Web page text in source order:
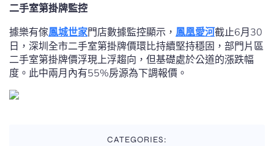
二手室第掛牌監控
據樂有傢鳳城世家門店數據監控顯示， 鳳凰愛河截止6月30
日，深圳全市二手室第掛牌價環比持續堅持穩固，部門片區
二手室第掛牌價浮現上浮趨向，但基礎處於公道的漲跌幅
度。此中兩月內有55%房源為下調報價。
CATEGORIES: